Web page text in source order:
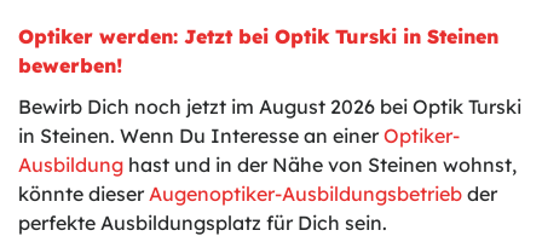
Optiker werden: Jetzt bei Optik Turski in Steinen
bewerben!
Bewirb Dich noch jetzt im August 2026 bei Optik Turski
in Steinen. Wenn Du Interesse an einer Optiker-
Ausbildung hast und in der Nähe von Steinen wohnst,
könnte dieser Augenoptiker-Ausbildungsbetrieb der
perfekte Ausbildungsplatz für Dich sein.